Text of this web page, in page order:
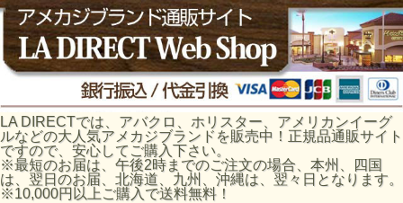
LA DIRECTでは、アバクロ、ホリスター、アメリカンイーグ
ルなどの大人気アメカジブランドを販売中！正規品通販サイト
ですので、安心してご購入下さい。
※最短のお届は、午後2時までのご注文の場合、本州、四国
は、翌日のお届、北海道、九州、沖縄は、翌々日となります。
※10,000円以上ご購入で送料無料！